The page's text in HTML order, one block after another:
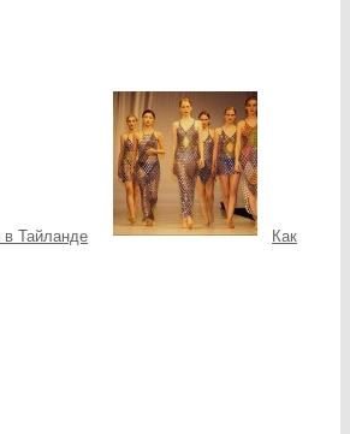
в Тайланде Как